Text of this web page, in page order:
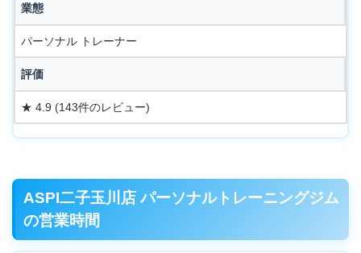
業態
パーソナル トレーナー
評価
★ 4.9 (143件のレビュー)
ASPI二子玉川店 パーソナルトレーニングジム
の営業時間